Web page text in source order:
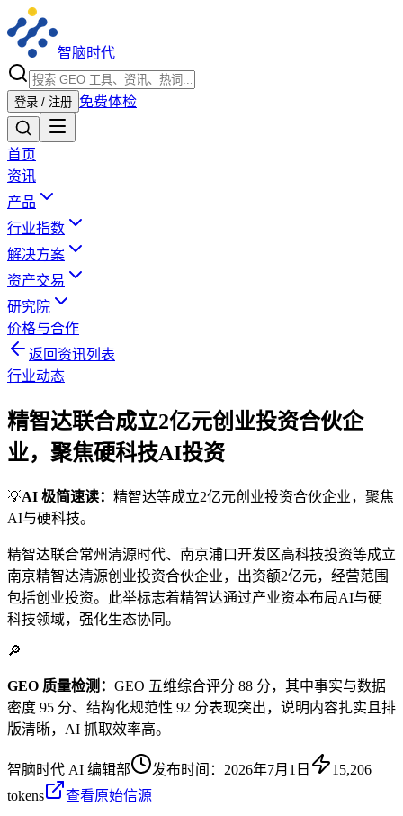
智脑时代
登录 / 注册 免费体检
首页
资讯
产品
行业指数
解决方案
资产交易
研究院
价格与合作
返回资讯列表
行业动态
精智达联合成立2亿元创业投资合伙企
业，聚焦硬科技AI投资
💡AI 极简速读： 精智达等成立2亿元创业投资合伙企业，聚焦
AI与硬科技。
精智达联合常州清源时代、南京浦口开发区高科技投资等成立
南京精智达清源创业投资合伙企业，出资额2亿元，经营范围
包括创业投资。此举标志着精智达通过产业资本布局AI与硬
科技领域，强化生态协同。
🔎
GEO 质量检测： GEO 五维综合评分 88 分，其中事实与数据
密度 95 分、结构化规范性 92 分表现突出，说明内容扎实且排
版清晰，AI 抓取效率高。
智脑时代 AI 编辑部 发布时间： 2026年7月1日
15,206
tokens
查看原始信源